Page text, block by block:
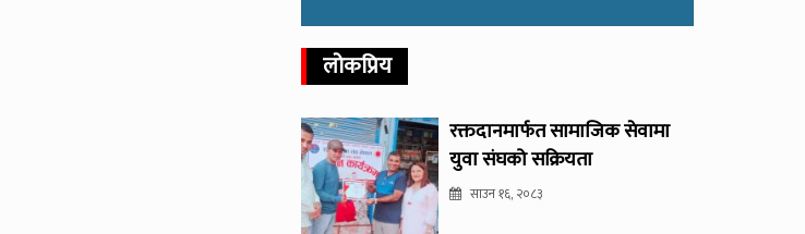
लोकप्रिय
रक्तदानमार्फत सामाजिक सेवामा
युवा संघको सक्रियता
साउन १६, २०८३